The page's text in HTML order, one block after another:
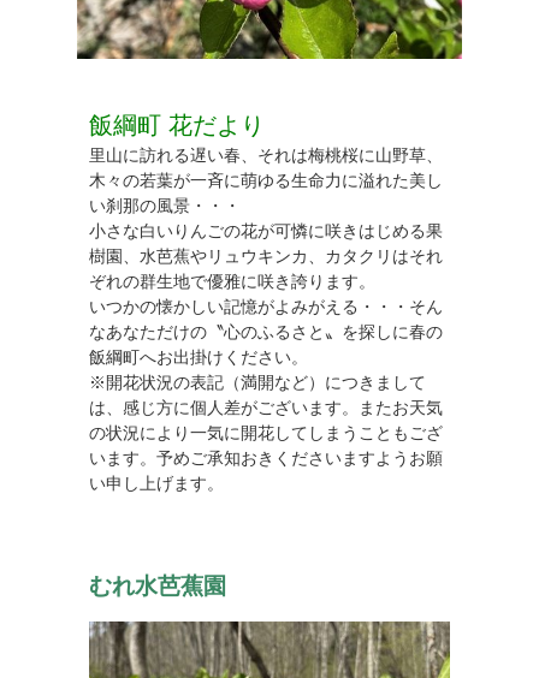
飯綱町 花だより
里山に訪れる遅い春、それは梅桃桜に山野草、
木々の若葉が一斉に萌ゆる生命力に溢れた美し
い刹那の風景・・・
小さな白いりんごの花が可憐に咲きはじめる果
樹園、水芭蕉やリュウキンカ、カタクリはそれ
ぞれの群生地で優雅に咲き誇ります。
いつかの懐かしい記憶がよみがえる・・・そん
なあなただけの〝心のふるさと〟を探しに春の
飯綱町へお出掛けください。
※開花状況の表記（満開など）につきまして
は、感じ方に個人差がございます。またお天気
の状況により一気に開花してしまうこともござ
います。予めご承知おきくださいますようお願
い申し上げます。
むれ水芭蕉園